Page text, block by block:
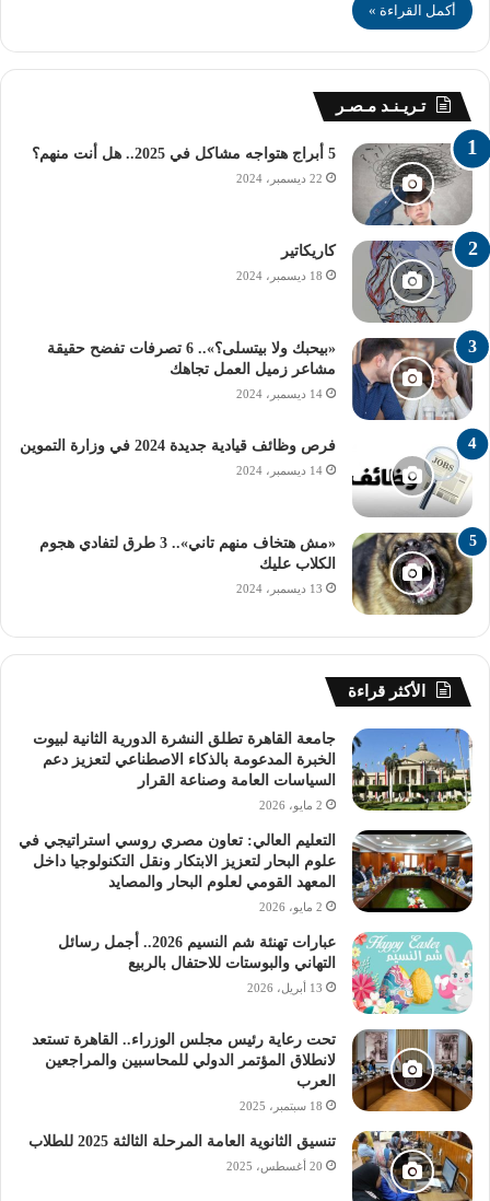
أكمل القراءة »
تـريـنـد مـصـر
5 أبراج هتواجه مشاكل في 2025.. هل أنت منهم؟
22 ديسمبر، 2024
كاريكاتير
18 ديسمبر، 2024
«بيحبك ولا بيتسلى؟».. 6 تصرفات تفضح حقيقة
مشاعر زميل العمل تجاهك
14 ديسمبر، 2024
فرص وظائف قيادية جديدة 2024 في وزارة التموين
14 ديسمبر، 2024
«مش هتخاف منهم تاني».. 3 طرق لتفادي هجوم
الكلاب عليك
13 ديسمبر، 2024
الأكثر قراءة
جامعة القاهرة تطلق النشرة الدورية الثانية لبيوت
الخبرة المدعومة بالذكاء الاصطناعي لتعزيز دعم
السياسات العامة وصناعة القرار
2 مايو، 2026
التعليم العالي: تعاون مصري روسي استراتيجي في
علوم البحار لتعزيز الابتكار ونقل التكنولوجيا داخل
المعهد القومي لعلوم البحار والمصايد
2 مايو، 2026
عبارات تهنئة شم النسيم 2026.. أجمل رسائل
التهاني والبوستات للاحتفال بالربيع
13 أبريل، 2026
تحت رعاية رئيس مجلس الوزراء.. القاهرة تستعد
لانطلاق المؤتمر الدولي للمحاسبين والمراجعين
العرب
18 سبتمبر، 2025
تنسيق الثانوية العامة المرحلة الثالثة 2025 للطلاب
20 أغسطس، 2025